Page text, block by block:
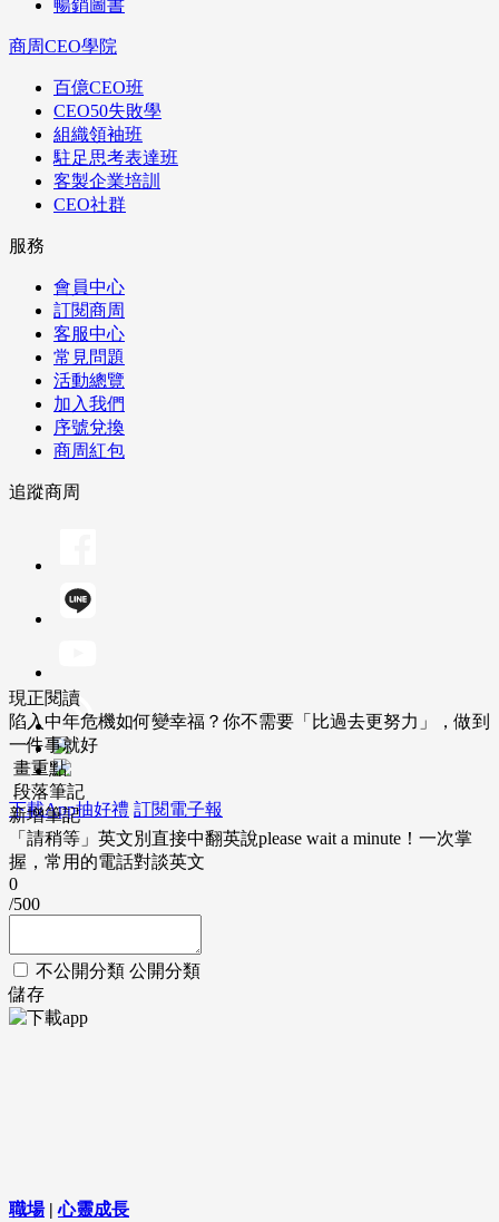
暢銷圖書
商周CEO學院
百億CEO班
CEO50失敗學
組織領袖班
駐足思考表達班
客製企業培訓
CEO社群
服務
會員中心
訂閱商周
客服中心
常見問題
活動總覽
加入我們
序號兌換
商周紅包
追蹤商周
下載App抽好禮 訂閱電子報
現正閱讀
陷入中年危機如何變幸福？你不需要「比過去更努力」，做到
一件事就好
畫重點
段落筆記
新增筆記
「請稍等」英文別直接中翻英說please wait a minute！一次掌
握，常用的電話對談英文
0
/500
不公開分類 公開分類
儲存
職場|心靈成長